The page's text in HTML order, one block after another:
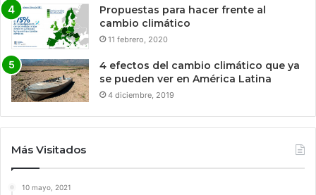
Propuestas para hacer frente al
cambio climático
11 febrero, 2020
4 efectos del cambio climático que ya
se pueden ver en América Latina
4 diciembre, 2019
Más Visitados
10 mayo, 2021